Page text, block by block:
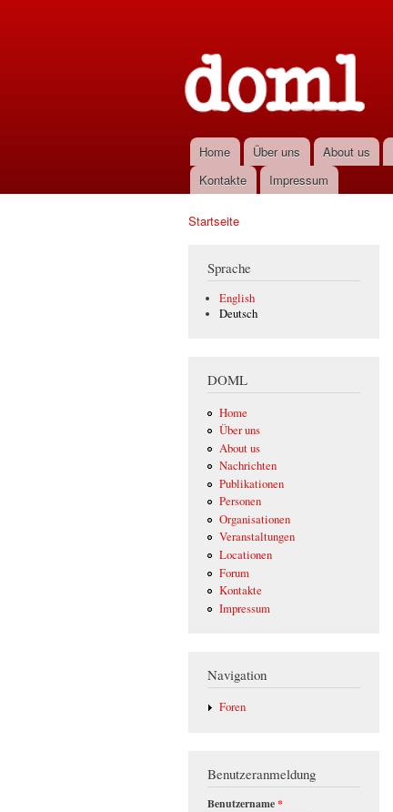
Hauptmenü
Home Über uns About us
Kontakte
Impressum
Startseite
Sprache
English
Deutsch
DOML
Home
Über uns
About us
Nachrichten
Publikationen
Personen
Organisationen
Veranstaltungen
Locationen
Forum
Kontakte
Impressum
Navigation
Foren
Benutzeranmeldung
Benutzername*